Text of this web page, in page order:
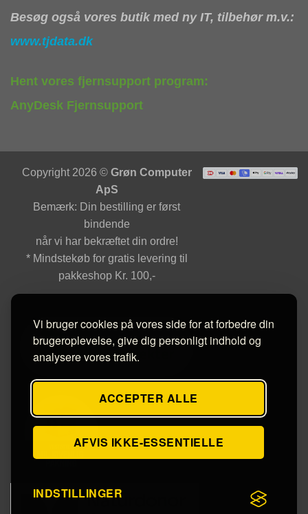
Vi bruger cookies på vores side for at forbedre din
brugeroplevelse, give dig personligt indhold og
analysere vores trafik.
ACCEPTER ALLE
AFVIS IKKE-ESSENTIELLE
INDSTILLINGER
Besøg også vores butik med ny IT, tilbehør m.v.:
www.tjdata.dk
Hent vores fjernsupport program:
AnyDesk Fjernsupport
Copyright 2026 © Grøn Computer
ApS
Bemærk: Din bestilling er først
bindende
når vi har bekræftet din ordre!
* Mindstekøb for gratis levering til
pakkeshop Kr. 100,-